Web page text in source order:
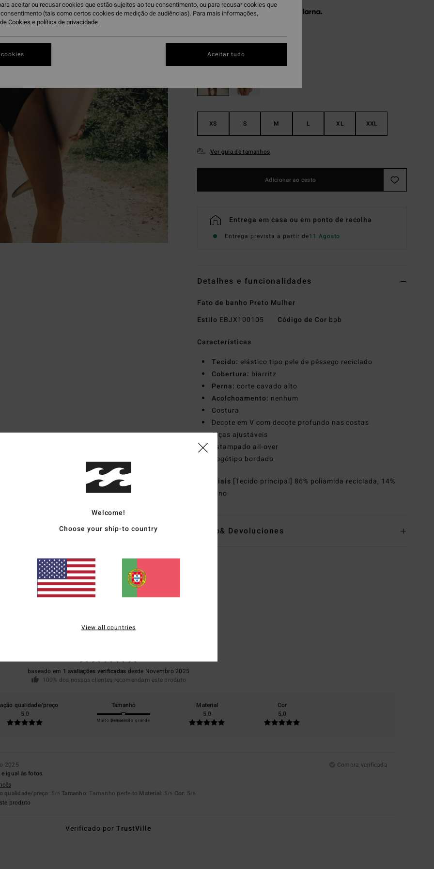
Paga 3 x € 28,65 sem juros com a
CorBlack Pebble
XS S M L XL XXL
Ver guia de tamanhos
Adicionar ao cesto
Entrega em casa ou em ponto de recolha
Entrega prevista a partir de11 Agosto
Detalhes e funcionalidades
Fato de banho Preto Mulher
Estilo EBJX100105 Código de Cor bpb
Características
Tecido: elástico tipo pele de pêssego reciclado
Cobertura: biarritz
Perna: corte cavado alto
Acolchoamento: nenhum
Costura
Decote em V com decote profundo nas costas
Alças ajustáveis
Estampado all-over
Logótipo bordado
Materiais [Tecido principal] 86% poliamida reciclada, 14%
elastano
Envio& Devoluciones
5.0
baseado em 1 avaliações verificadas desde Novembro 2025
100% dos nossos clientes recomendam este produto
qualidade/preço
5.0
Tamanho
Muito pequeno
Demasiado grande
Material
5.0
Cor
5.0
2025
Compra verificada
igual às fotos
qualidade/preço: 5/5 Tamanho: Tamanho perfeito Material: 5/5 Cor: 5/5
produto
Verificado por TrustVille
Welcome!
Choose your ship-to country
View all countries
aceitar ou recusar cookies que estão sujeitos ao teu consentimento, ou para recusar cookies que
(tais como certos cookies de medição de audiências). Para mais informações,
Cookies e política de privacidade
Aceitar tudo